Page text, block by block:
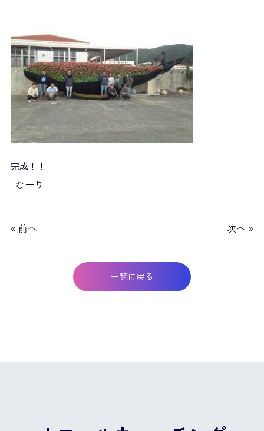
完成！！
なーり
« 前へ 次へ »
一覧に戻る